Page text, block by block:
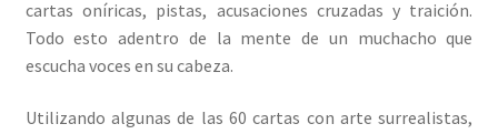
cartas oníricas, pistas, acusaciones cruzadas y traición.
Todo esto adentro de la mente de un muchacho que
escucha voces en su cabeza.
Utilizando algunas de las 60 cartas con arte surrealistas,